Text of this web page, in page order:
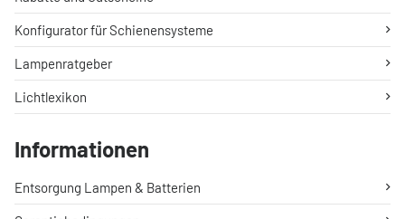
Konfigurator für Schienensysteme
Lampenratgeber
Lichtlexikon
Informationen
Entsorgung Lampen & Batterien